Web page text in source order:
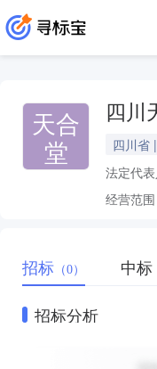
天合
堂
四川
四川省
法定代表
经营范围
招标 （0） 中标
招标分析